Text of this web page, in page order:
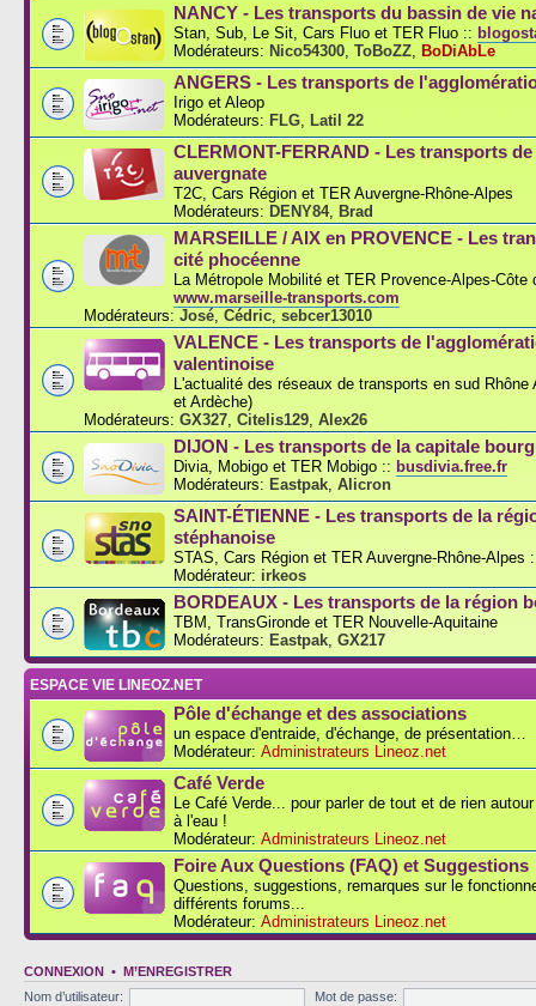
NANCY - Les transports du bassin de vie
Stan, Sub, Le Sit, Cars Fluo et TER Fluo ::
Modérateurs: Nico54300 ToBoZZ BoDiAbLe
ANGERS - Les transports de
Irigo et Aleop
Modérateurs: FLG Latil 22
CLERMONT-FERRAND - Les transports
auvergnate
T2C, Cars Région et TER Auvergne-Rhône-Alpes
Modérateurs: DENY84, Brad
MARSEILLE / AIX en PROVENCE - Les
cité phocéenne
La Métropole Mobilité et TER Provence-Alpes-Côte
www.marseille-transports.com
Modérateurs: José Cédric sebcer13010
VALENCE - Les transports de
valentinoise
L'actualité des réseaux de transports en sud Rhône
et Ardèche)
Modérateurs: GX327 Citelis129 Alex26
DIJON - Les transports de la capitale
Divia, Mobigo et TER Mobigo :: busdivia.free.fr
Modérateurs: Eastpak Alicron
SAINT-ÉTIENNE - Les transports de la
stéphanoise
STAS, Cars Région et TER Auvergne-Rhône-Alpes
Modérateur: irkeos
BORDEAUX - Les transports de la région
TBM, TransGironde et TER Nouvelle-Aquitaine
Modérateurs: Eastpak GX217
ESPACE VIE LINEOZ.NET
Pôle d'échange et des associations
un espace d'entraide, d'échange, de présentation…
Modérateur: Administrateurs Lineoz.net
Café Verde
Le Café Verde... pour parler de tout et de rien
à l'eau !
Modérateur: Administrateurs Lineoz.net
Foire Aux Questions (FAQ) et Suggestions
Questions, suggestions, remarques sur le
différents forums...
Modérateur: Administrateurs Lineoz.net
CONNEXION • M’ENREGISTRER
Nom d’utilisateur:
Mot de passe: